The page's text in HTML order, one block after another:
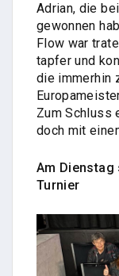
Adrian, die
gewonnen
Flow war
tapfer und
die immerhin
Zum Schluss
doch mit
Am Dienstag
Turnier